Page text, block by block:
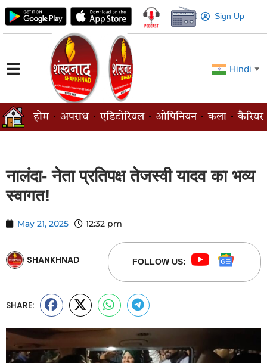
Sign Up
Hindi ▼
होम अपराध एडिटोरियल ओपिनियन कला कैरियर
नालंदा- नेता प्रतिपक्ष तेजस्वी यादव का भव्य
स्वागत!
May 21, 2025 12:32 pm
SHANKHNAD FOLLOW US:
SHARE: